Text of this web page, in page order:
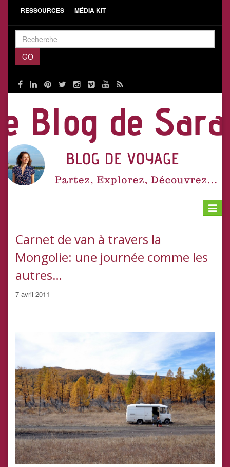
RESSOURCES MÉDIA KIT
Toggle
Carnet de van à travers la
Mongolie: une journée comme les
autres…
7 avril 2011